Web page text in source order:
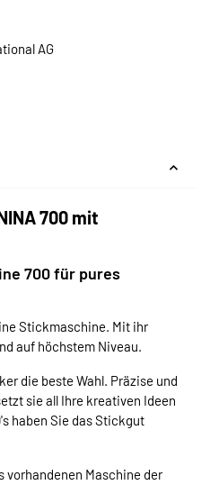
AG
700 mit
700 für pures
Stickmaschine. Mit ihr
auf höchstem Niveau.
die beste Wahl. Präzise und
sie all Ihre kreativen Ideen
haben Sie das Stickgut
vorhandenen Maschine der